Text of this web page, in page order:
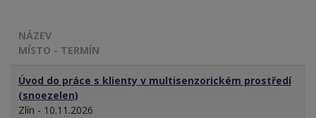
NÁZEV
MÍSTO - TERMÍN
Úvod do práce s klienty v multisenzorickém prostředí
(snoezelen)
Zlín - 10.11.2026